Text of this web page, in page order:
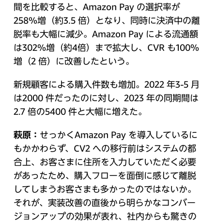
間を比較すると、Amazon Pay の選択率が
258％増（約3.5 倍）となり、同時に決済中の離
脱率も大幅に減少。Amazon Pay による流通額
は302％増（約4倍）まで拡大し、CVR も100％
増（2 倍）に改善したという。
新規顧客による購入件数も増加。2022 年3-5 月
は2000 件だったのに対し、2023 年の同期間は
2.7 倍の5400 件と大幅に増えた。
萩原： せっかくAmazon Pay を導入しているに
もかかわらず、CV2 への移行前はシステムの都
合上、お客さまに住所を入力していただく必要
があったため、購入フローを面倒に感じて離脱
してしまうお客さまも多かったのではないか。
それが、実装改善の直後から明らかなコンバー
ジョンアップの効果が表れ、社内からも驚きの